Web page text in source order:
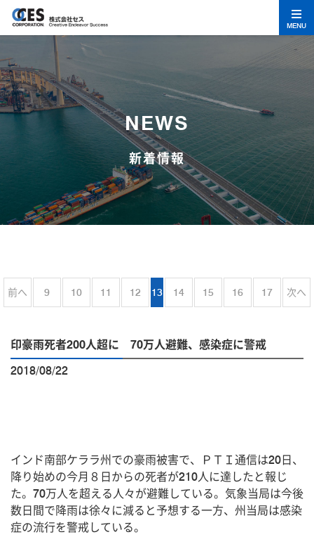
MENU
NEWS
新着情報
前へ 9 10 11 12 13 14 15 16 17 次へ
印豪雨死者200人超に 70万人避難、感染症に警戒
2018/08/22
インド南部ケララ州での豪雨被害で、ＰＴＩ通信は20日、
降り始めの今月８日からの死者が210人に達したと報じ
た。70万人を超える人々が避難している。気象当局は今後
数日間で降雨は徐々に減ると予想する一方、州当局は感染
症の流行を警戒している。